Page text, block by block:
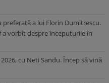
preferată a lui Florin Dumitrescu.
a vorbit despre începuturile în
cu Neti Sandu. Încep să vină